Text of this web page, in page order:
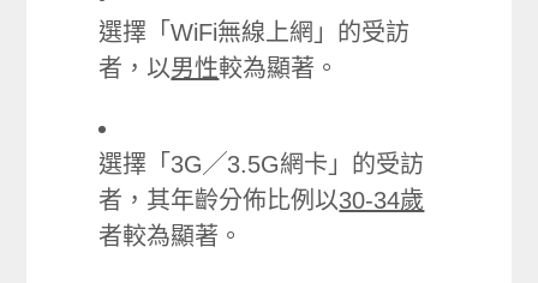
選擇「WiFi無線上網」的受訪
者，以男性較為顯著。
選擇「3G╱3.5G網卡」的受訪
者，其年齡分佈比例以30-34歲
者較為顯著。